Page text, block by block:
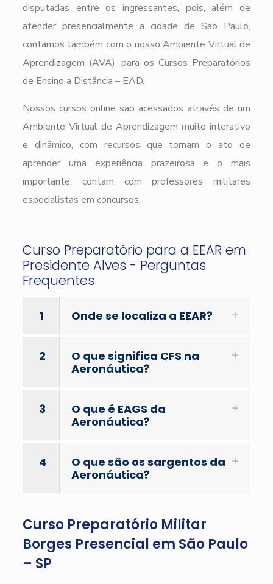
disputadas entre os ingressantes, pois, além de
atender presencialmente a cidade de São Paulo,
contamos também com o nosso Ambiente Virtual de
Aprendizagem (AVA), para os Cursos Preparatórios
de Ensino a Distância – EAD.
Nossos cursos online são acessados através de um
Ambiente Virtual de Aprendizagem muito interativo
e dinâmico, com recursos que tornam o ato de
aprender uma experiência prazeirosa e o mais
importante, contam com professores militares
especialistas em concursos.
Curso Preparatório para a EEAR em
Presidente Alves - Perguntas
Frequentes
1 Onde se localiza a EEAR?
2
O que significa CFS na
Aeronáutica?
3
O que é EAGS da
Aeronáutica?
4
O que são os sargentos da
Aeronáutica?
Curso Preparatório Militar
Borges Presencial em São Paulo
– SP